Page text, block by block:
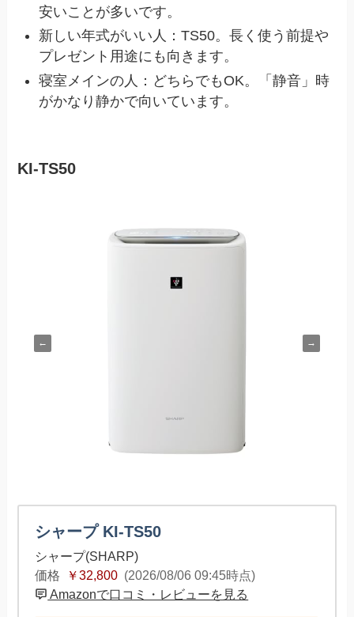
安いことが多いです。
新しい年式がいい人：TS50。長く使う前提や
プレゼント用途にも向きます。
寝室メインの人：どちらでもOK。「静音」時
がかなり静かで向いています。
KI-TS50
← →
シャープ KI-TS50
シャープ(SHARP)
価格
￥32,800 (2026/08/06 09:45時点)
Amazonで口コミ・レビューを見る